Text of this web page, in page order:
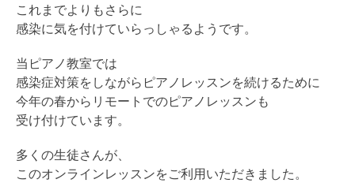
これまでよりもさらに
感染に気を付けていらっしゃるようです。
当ピアノ教室では
感染症対策をしながらピアノレッスンを続けるために
今年の春からリモートでのピアノレッスンも
受け付けています。
多くの生徒さんが、
このオンラインレッスンをご利用いただきました。